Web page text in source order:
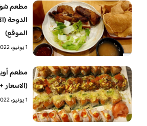
مطعم
الدوحة
الموقع)
1 يونيو، 2022
مطعم
(الاسعار
1 يونيو، 2022